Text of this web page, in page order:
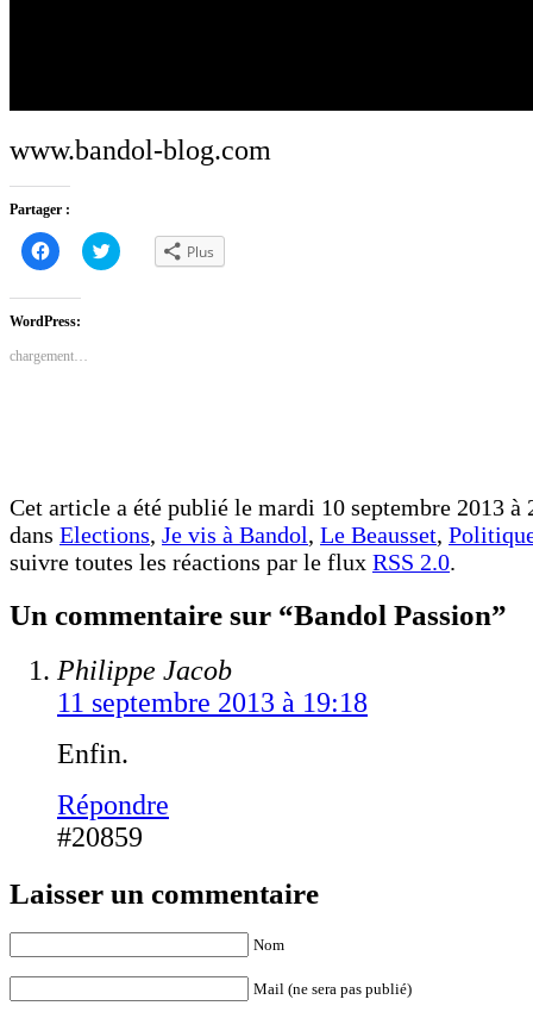
www.bandol-blog.com
Partager :
Cliquez
pour
partager
Facebook(ouvre
dans
une
fenêtre)
Cliquez
pour Plus
WordPress:
chargement…
Cet article a été publié le mardi 10 septembre 2013 à
dans Elections, Je vis à Bandol, Le Beausset,
suivre toutes les réactions par le flux RSS 2.0.
Un commentaire sur “Bandol Passion”
Philippe Jacob
11 septembre 2013 à 19:18
Enfin.
Répondre
#20859
Laisser un commentaire
Nom
Mail (ne sera pas publié)